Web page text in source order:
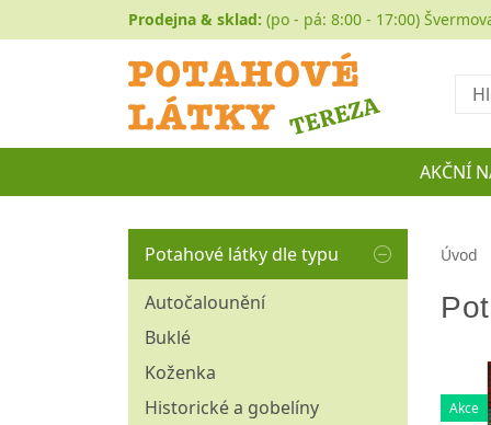
Prodejna & sklad: (po - pá: 8:00 - 17:00)
AKČNÍ
Potahové látky dle typu
Autočalounění
Buklé
Koženka
Historické a gobelíny
Úvod
Akce